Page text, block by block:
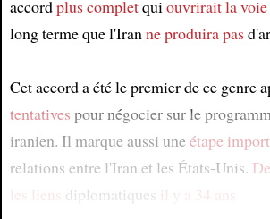
accordplus completquiouvrirait la voie
long terme que l'Iranne produira pas
Cet accord a été le premier de ce genre
tentatives pour négocier sur le
iranien. Il marque aussi uneétape
relations entre l'Iran et les États-Unis.
les liens diplomatiques il y a 34 ans